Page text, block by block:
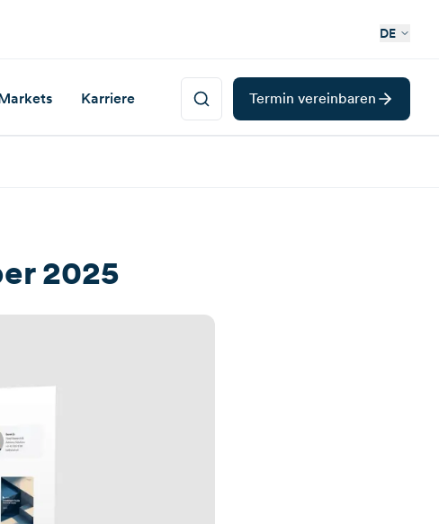
DE
Karriere Termin vereinbaren
2025